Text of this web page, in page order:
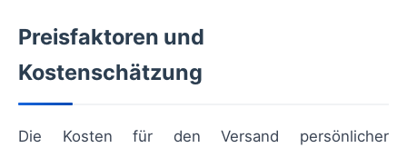
Preisfaktoren und
Kostenschätzung
Die Kosten für den Versand persönlicher